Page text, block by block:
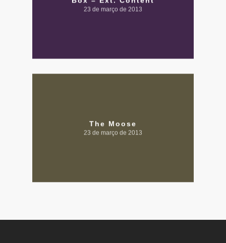
23 de março de 2013
The Moose
23 de março de 2013